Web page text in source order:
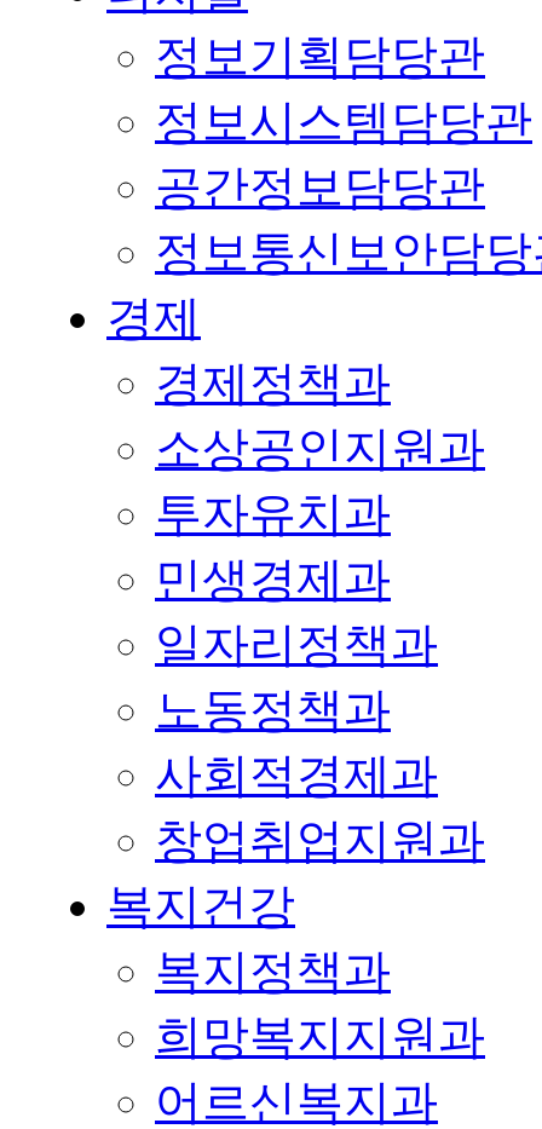
정보기획담당관
정보시스템담당관
공간정보담당관
정보통신보안담
경제
경제정책과
소상공인지원과
투자유치과
민생경제과
일자리정책과
노동정책과
사회적경제과
창업취업지원과
복지건강
복지정책과
희망복지지원과
어르신복지과